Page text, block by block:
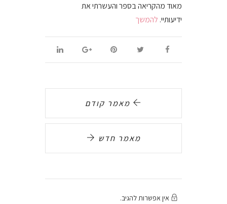
מאוד מהקריאה בספר והעשרתי את
ידיעותיי. להמשך
מאמר קודם
מאמר חדש
אין אפשרות להגיב.